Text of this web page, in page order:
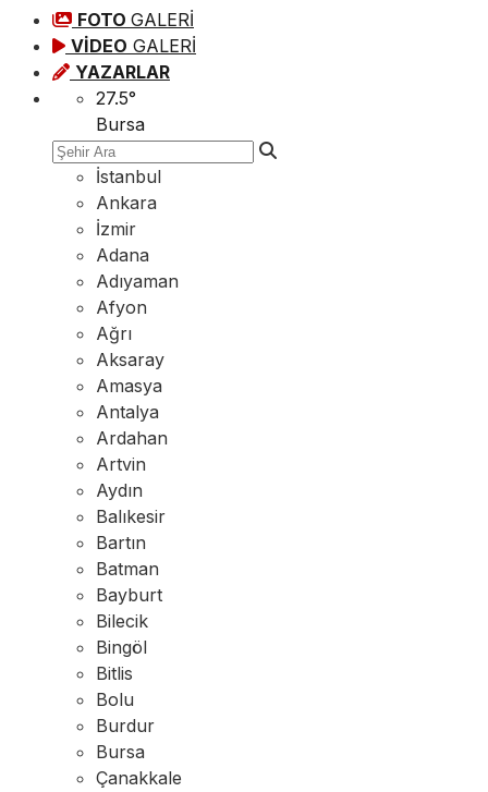
FOTO GALERİ
VİDEO GALERİ
YAZARLAR
27.5°
Bursa
İstanbul
Ankara
İzmir
Adana
Adıyaman
Afyon
Ağrı
Aksaray
Amasya
Antalya
Ardahan
Artvin
Aydın
Balıkesir
Bartın
Batman
Bayburt
Bilecik
Bingöl
Bitlis
Bolu
Burdur
Bursa
Çanakkale